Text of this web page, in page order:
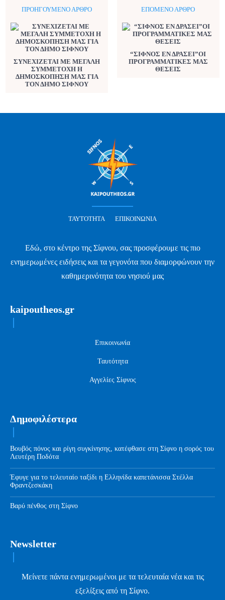
ΠΡΟΗΓΟΎΜΕΝΟ ΆΡΘΡΟ
ΣΥΝΕΧΙΖΕΤΑΙ ΜΕ ΜΕΓΑΛΗ
ΣΥΜΜΕΤΟΧΗ Η
ΔΗΜΟΣΚΟΠΗΣΗ ΜΑΣ ΓΙΑ
ΤΟΝ ΔΗΜΟ ΣΙΦΝΟΥ
ΕΠΌΜΕΝΟ ΆΡΘΡΟ
“ΣΙΦΝΟΣ ΕΝ ΔΡΑΣΕΙ”ΟΙ
ΠΡΟΓΡΑΜΜΑΤΙΚΕΣ ΜΑΣ
ΘΕΣΕΙΣ
ΤΑΥΤΌΤΗΤΑ ΕΠΙΚΟΙΝΩΝΊΑ
Εδώ, στο κέντρο της Σίφνου, σας προσφέρουμε τις πιο
ενημερωμένες ειδήσεις και τα γεγονότα που διαμορφώνουν την
καθημερινότητα του νησιού μας
kaipoutheos.gr
Επικοινωνία
Ταυτότητα
Αγγελίες Σίφνος
Δημοφιλέστερα
Βουβός πόνος και ρίγη συγκίνησης, κατέφθασε στη Σίφνο η σορός του
Λευτέρη Ποδότα
Έφυγε για το τελευταίο ταξίδι η Ελληνίδα καπετάνισσα Στέλλα
Φραντζεσκάκη
Βαρύ πένθος στη Σίφνο
Newsletter
Μείνετε πάντα ενημερωμένοι με τα τελευταία νέα και τις
εξελίξεις από τη Σίφνο.